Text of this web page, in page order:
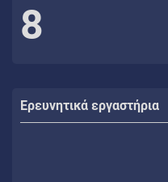
8
Ερευνητικά εργαστήρια